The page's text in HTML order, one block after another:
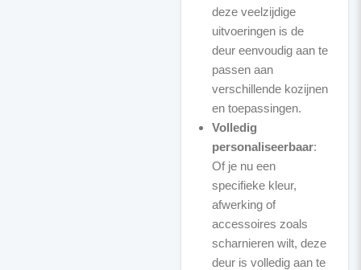
deze veelzijdige
uitvoeringen is de
deur eenvoudig aan te
passen aan
verschillende kozijnen
en toepassingen.
Volledig
personaliseerbaar:
Of je nu een
specifieke kleur,
afwerking of
accessoires zoals
scharnieren wilt, deze
deur is volledig aan te